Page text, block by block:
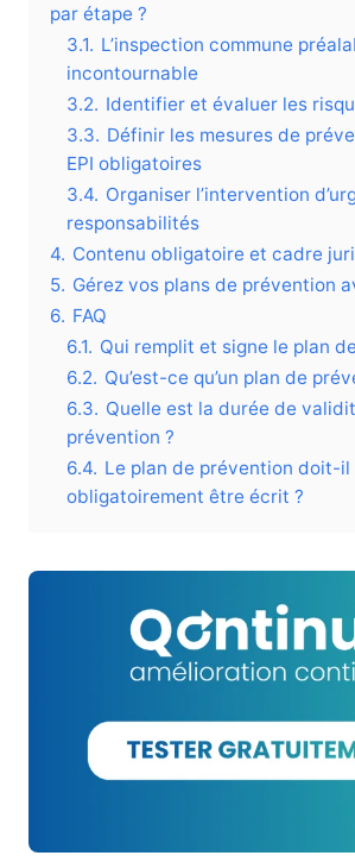
par étape ?
3.1. L’inspection commune
incontournable
3.2. Identifier et évaluer les
3.3. Définir les mesures de
EPI obligatoires
3.4. Organiser l’intervention
responsabilités
4. Contenu obligatoire et cadre
5. Gérez vos plans de prévention
6. FAQ
6.1. Qui remplit et signe le plan
6.2. Qu’est-ce qu’un plan de
6.3. Quelle est la durée de
prévention ?
6.4. Le plan de prévention doit-il
obligatoirement être écrit ?